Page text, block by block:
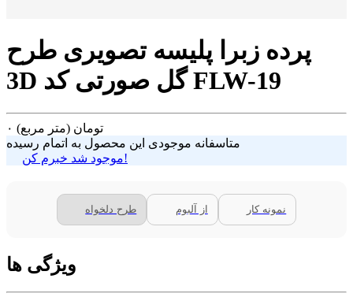
پرده زبرا پلیسه تصویری طرح
3D گل صورتی کد FLW-19
۰ تومان (متر مربع)
متاسفانه موجودی این محصول به اتمام رسیده
موجود شد خبرم کن!
طرح دلخواه از آلبوم نمونه کار
ویژگی ها